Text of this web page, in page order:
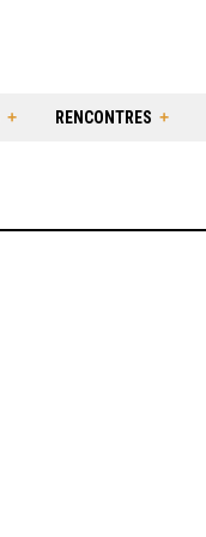
RENCONTRES